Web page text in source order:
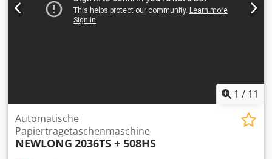
1 / 11
Automatische
Papiertragetaschenmaschine
NEWLONG 2036TS + 508HS